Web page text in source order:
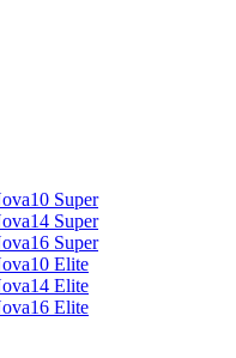
Super
Super
Super
Elite
Elite
Elite